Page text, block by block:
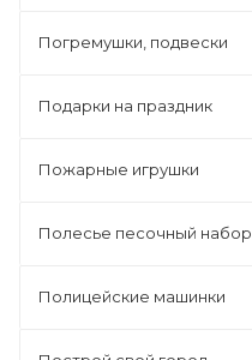
Погремушки, подвески
Подарки на праздник
Пожарные игрушки
Полесье песочный набор
Полицейские машинки